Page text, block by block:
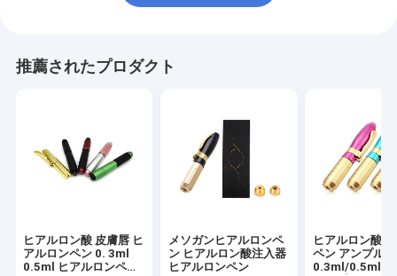
推薦されたプロダクト
ヒアルロン酸 皮膚唇 ヒ
アルロンペン 0. 3ml
0.5ml ヒアルロンペン
メソガンヒアルロンペ
ン ヒアルロン酸注入器
ヒアルロンペン
ヒアルロン酸フ
ペン アンプル
0.3ml/0.5ml し